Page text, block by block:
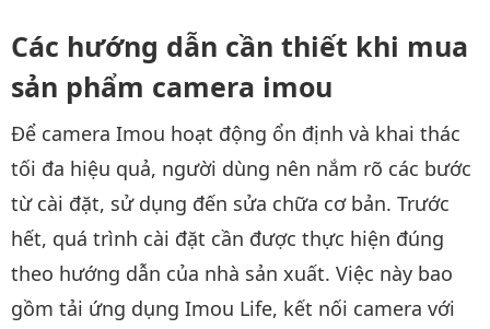
Các hướng dẫn cần thiết khi mua
sản phẩm camera imou
Để camera Imou hoạt động ổn định và khai thác
tối đa hiệu quả, người dùng nên nắm rõ các bước
từ cài đặt, sử dụng đến sửa chữa cơ bản. Trước
hết, quá trình cài đặt cần được thực hiện đúng
theo hướng dẫn của nhà sản xuất. Việc này bao
gồm tải ứng dụng Imou Life, kết nối camera với